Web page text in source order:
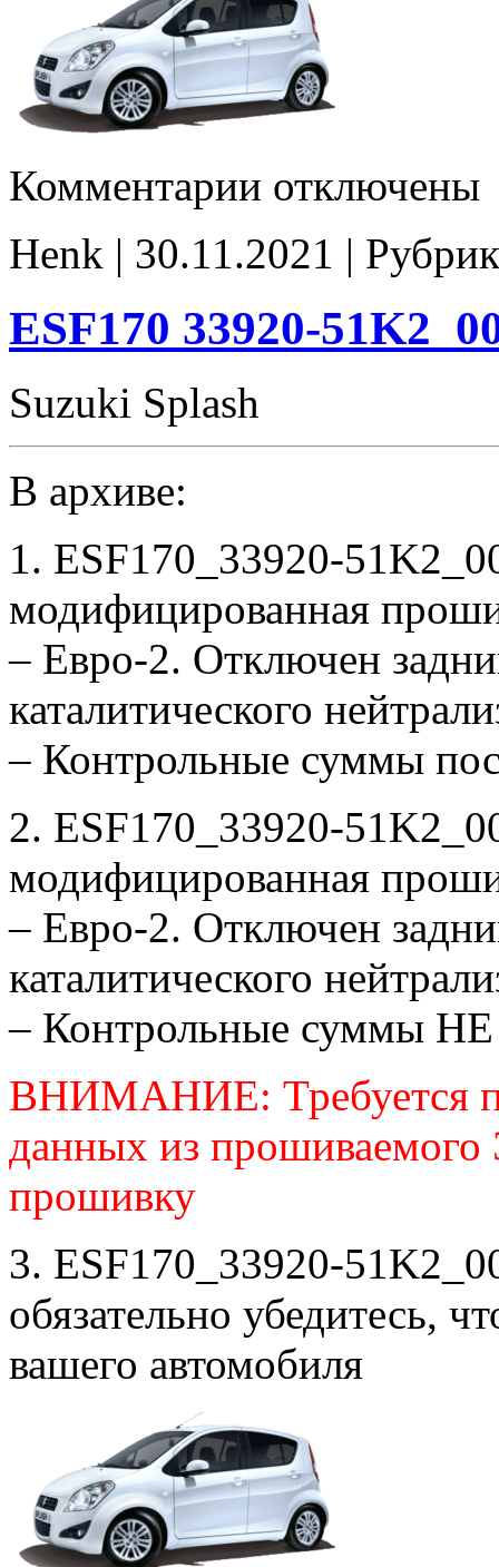
Комментарии записи
E2(EGR_off)
отключены
Henk | 30.11.2021 |
ESF170 33920-
Suzuki Splash
В архиве:
1. ESF170_33920-
модифицированная
– Евро-2. Отключен
каталитического
– Контрольные суммы
2. ESF170_33920-
модифицированная
– Евро-2. Отключен
каталитического
– Контрольные суммы НЕ
ВНИМАНИЕ: Требуется
данных из
прошивку
3. ESF170_33920-
обязательно убедитесь,
вашего автомобиля